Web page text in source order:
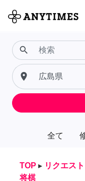
全て
search
place
TOP ▸ リクエスト
将棋